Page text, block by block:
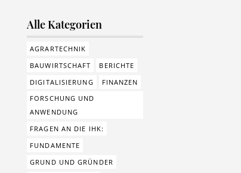
Alle Kategorien
AGRARTECHNIK
BAUWIRTSCHAFT
BERICHTE
DIGITALISIERUNG
FINANZEN
FORSCHUNG UND
ANWENDUNG
FRAGEN AN DIE IHK:
FUNDAMENTE
GRUND UND GRÜNDER